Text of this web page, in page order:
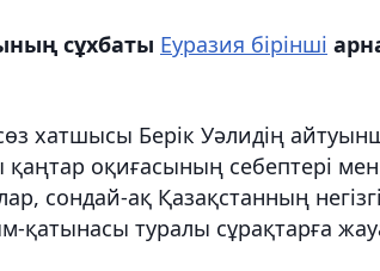
сұхбаты Еуразия бірінші
хатшысы Берік Уәлидің
оқиғасының себептері
сондай-ақ Қазақстанның
қатынасы туралы сұрақтарға